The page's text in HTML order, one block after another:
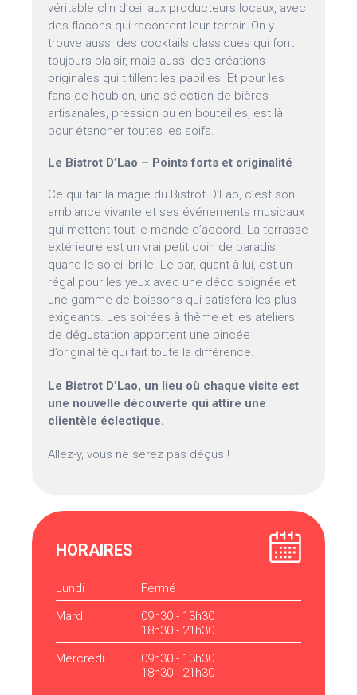
véritable clin d’œil aux producteurs locaux, avec
des flacons qui racontent leur terroir. On y
trouve aussi des cocktails classiques qui font
toujours plaisir, mais aussi des créations
originales qui titillent les papilles. Et pour les
fans de houblon, une sélection de bières
artisanales, pression ou en bouteilles, est là
pour étancher toutes les soifs.
Le Bistrot D’Lao – Points forts et originalité
Ce qui fait la magie du Bistrot D’Lao, c’est son
ambiance vivante et ses événements musicaux
qui mettent tout le monde d’accord. La terrasse
extérieure est un vrai petit coin de paradis
quand le soleil brille. Le bar, quant à lui, est un
régal pour les yeux avec une déco soignée et
une gamme de boissons qui satisfera les plus
exigeants. Les soirées à thème et les ateliers
de dégustation apportent une pincée
d’originalité qui fait toute la différence.
Le Bistrot D’Lao, un lieu où chaque visite est
une nouvelle découverte qui attire une
clientèle éclectique.
Allez-y, vous ne serez pas déçus !
HORAIRES
Lundi
Fermé
Mardi
09h30 - 13h30
18h30 - 21h30
Mercredi
09h30 - 13h30
18h30 - 21h30